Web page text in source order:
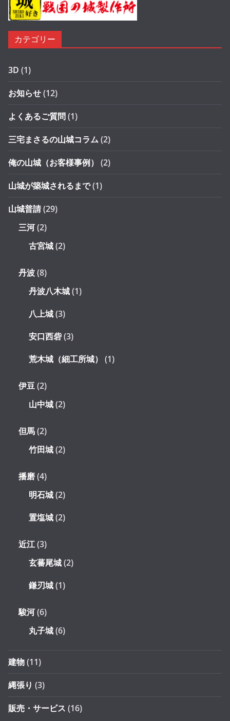
カテゴリー
3D (1)
お知らせ(12)
よくあるご質問(1)
三宅まさるの山城コラム(2)
俺の山城（お客様事例） (2)
山城が築城されるまで(1)
山城普請(29)
三河(2)
古宮城(2)
丹波(8)
丹波八木城(1)
八上城(3)
安口西砦(3)
荒木城（細工所城） (1)
伊豆(2)
山中城(2)
但馬(2)
竹田城(2)
播磨(4)
明石城(2)
置塩城(2)
近江(3)
玄蕃尾城(2)
鎌刃城(1)
駿河(6)
丸子城(6)
建物(11)
縄張り (3)
販売・サービス (16)